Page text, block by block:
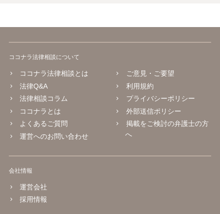
ココナラ法律相談について
ココナラ法律相談とは
法律Q&A
法律相談コラム
ココナラとは
よくあるご質問
運営へのお問い合わせ
ご意見・ご要望
利用規約
プライバシーポリシー
外部送信ポリシー
掲載をご検討の弁護士の方
へ
会社情報
運営会社
採用情報